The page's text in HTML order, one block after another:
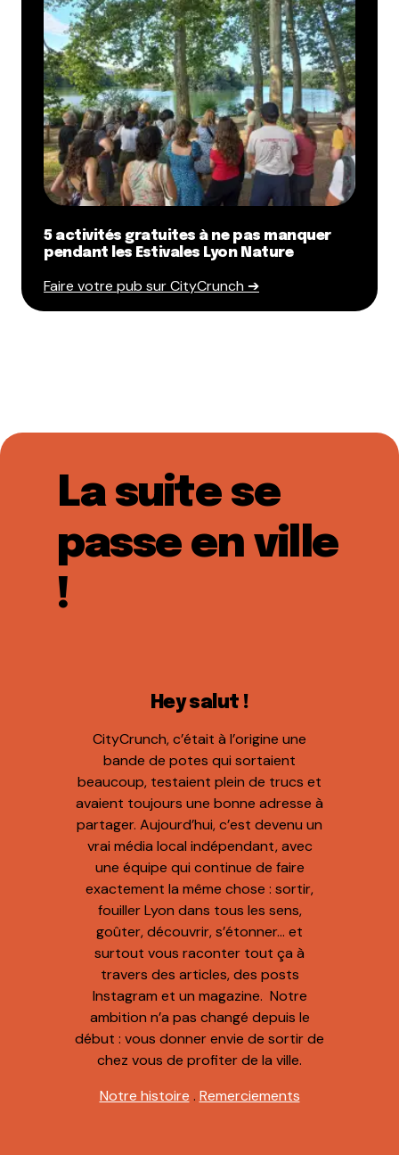
5 activités gratuites à ne pas manquer
pendant les Estivales Lyon Nature
Faire votre pub sur CityCrunch ➔
La suite se
passe en ville
!
Hey salut !
CityCrunch, c’était à l’origine une
bande de potes qui sortaient
beaucoup, testaient plein de trucs et
avaient toujours une bonne adresse à
partager. Aujourd’hui, c’est devenu un
vrai média local indépendant, avec
une équipe qui continue de faire
exactement la même chose : sortir,
fouiller Lyon dans tous les sens,
goûter, découvrir, s’étonner… et
surtout vous raconter tout ça à
travers des articles, des posts
Instagram et un magazine. Notre
ambition n’a pas changé depuis le
début : vous donner envie de sortir de
chez vous de profiter de la ville.
Notre histoire . Remerciements